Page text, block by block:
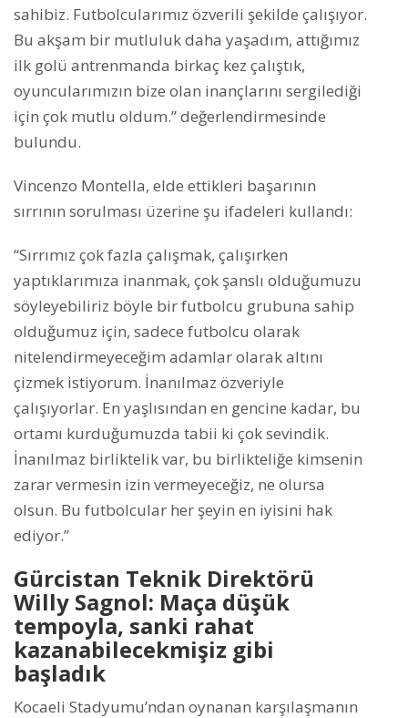
sahibiz. Futbolcularımız özverili şekilde çalışıyor.
Bu akşam bir mutluluk daha yaşadım, attığımız
ilk golü antrenmanda birkaç kez çalıştık,
oyuncularımızın bize olan inançlarını sergilediği
için çok mutlu oldum.” değerlendirmesinde
bulundu.
Vincenzo Montella, elde ettikleri başarının
sırrının sorulması üzerine şu ifadeleri kullandı:
“Sırrımız çok fazla çalışmak, çalışırken
yaptıklarımıza inanmak, çok şanslı olduğumuzu
söyleyebiliriz böyle bir futbolcu grubuna sahip
olduğumuz için, sadece futbolcu olarak
nitelendirmeyeceğim adamlar olarak altını
çizmek istiyorum. İnanılmaz özveriyle
çalışıyorlar. En yaşlısından en gencine kadar, bu
ortamı kurduğumuzda tabii ki çok sevindik.
İnanılmaz birliktelik var, bu birlikteliğe kimsenin
zarar vermesin izin vermeyeceğiz, ne olursa
olsun. Bu futbolcular her şeyin en iyisini hak
ediyor.”
Gürcistan Teknik Direktörü
Willy Sagnol: Maça düşük
tempoyla, sanki rahat
kazanabilecekmişiz gibi
başladık
Kocaeli Stadyumu’ndan oynanan karşılaşmanın